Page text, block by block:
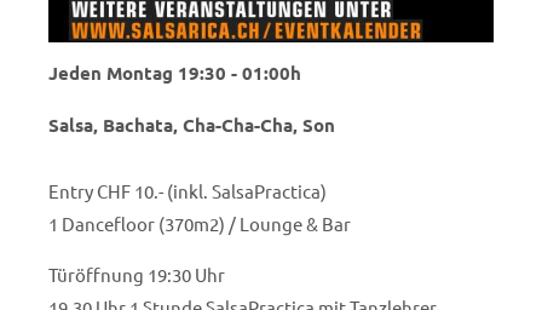
Jeden Montag 19:30 - 01:00h
Salsa, Bachata, Cha-Cha-Cha, Son
Entry CHF 10.- (inkl. SalsaPractica)
1 Dancefloor (370m2) / Lounge & Bar
Türöffnung 19:30 Uhr